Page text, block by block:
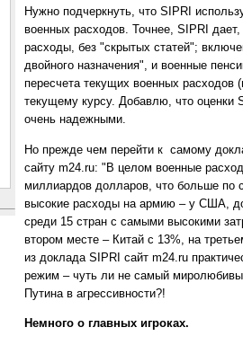
Нужно подчеркнуть, что SIPRI
военных расходов. Точнее, SIPRI
расходы, без "скрытых статей";
двойного назначения", и военные
пересчета текущих военных
текущему курсу. Добавлю, что оценки
очень надежными.
Но прежде чем перейти к самому
сайту m24.ru: "В целом военные
миллиардов долларов, что больше по
высокие расходы на армию – у США,
среди 15 стран с самыми высокими
втором месте – Китай с 13%, на
из доклада SIPRI сайт m24.ru
режим – чуть ли не самый
Путина в агрессивности?!
Немного о главных игроках.